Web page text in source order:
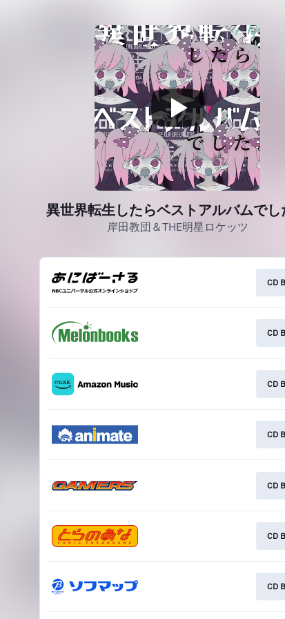
異世界転生したらベストアルバムでし
岸田教団＆THE明星ロケッツ
CD
CD
CD
CD
CD
CD
CD